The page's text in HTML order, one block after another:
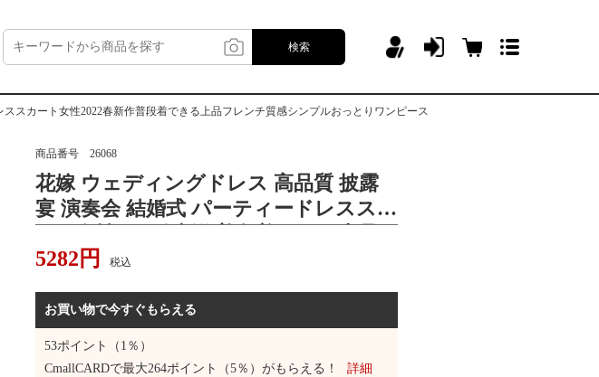
検索
スカート女性2022春新作普段着できる上品フレンチ質感シンプルおっとりワンピース
商品番号 26068
花嫁 ウェディングドレス 高品質 披露
宴 演奏会 結婚式 パーティードレススカ
フレンチ質感シンプルおっとりワンピ
5282 円 税込
お買い物で今すぐもらえる
53ポイント（1％）
CmallCARDで最大264ポイント（5％）がもらえる！ 詳細